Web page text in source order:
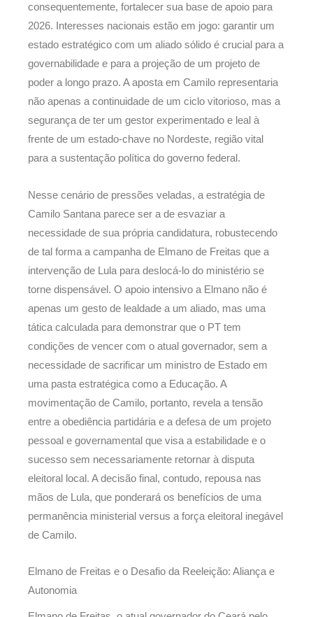
consequentemente, fortalecer sua base de apoio para
2026. Interesses nacionais estão em jogo: garantir um
estado estratégico com um aliado sólido é crucial para a
governabilidade e para a projeção de um projeto de
poder a longo prazo. A aposta em Camilo representaria
não apenas a continuidade de um ciclo vitorioso, mas a
segurança de ter um gestor experimentado e leal à
frente de um estado-chave no Nordeste, região vital
para a sustentação política do governo federal.
Nesse cenário de pressões veladas, a estratégia de
Camilo Santana parece ser a de esvaziar a
necessidade de sua própria candidatura, robustecendo
de tal forma a campanha de Elmano de Freitas que a
intervenção de Lula para deslocá-lo do ministério se
torne dispensável. O apoio intensivo a Elmano não é
apenas um gesto de lealdade a um aliado, mas uma
tática calculada para demonstrar que o PT tem
condições de vencer com o atual governador, sem a
necessidade de sacrificar um ministro de Estado em
uma pasta estratégica como a Educação. A
movimentação de Camilo, portanto, revela a tensão
entre a obediência partidária e a defesa de um projeto
pessoal e governamental que visa a estabilidade e o
sucesso sem necessariamente retornar à disputa
eleitoral local. A decisão final, contudo, repousa nas
mãos de Lula, que ponderará os benefícios de uma
permanência ministerial versus a força eleitoral inegável
de Camilo.
Elmano de Freitas e o Desafio da Reeleição: Aliança e
Autonomia